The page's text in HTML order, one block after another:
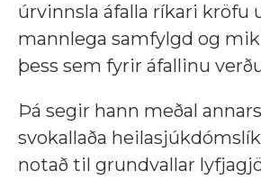
úrvinnsla áfalla ríkari kröfu
mannlega samfylgd og
þess sem fyrir áfallinu
Þá segir hann meðal
svokallaða
notað til grundvallar